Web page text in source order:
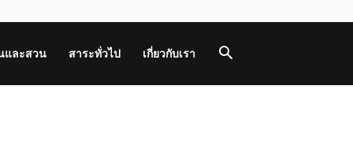
และสวน สาระทั่วไป เกี่ยวกับเรา